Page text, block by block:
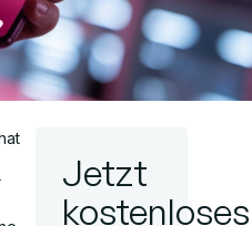
Jetzt
kostenloses